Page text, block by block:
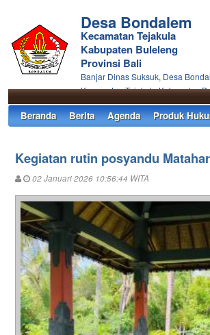
Desa Bondalem
Kecamatan Tejakula
Kabupaten Buleleng
Provinsi Bali
Banjar Dinas Suksuk, Desa
Kecamatan Tejakula Kabupaten
Beranda Berita Agenda Produk
Kegiatan rutin posyandu
02 Januari 2026 10:56:44 WITA